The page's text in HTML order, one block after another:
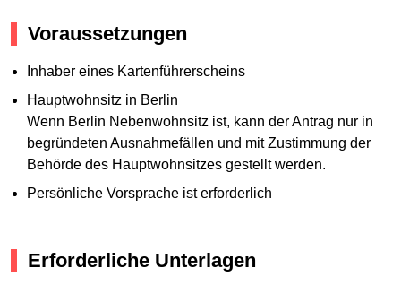
Voraussetzungen
Inhaber eines Kartenführerscheins
Hauptwohnsitz in Berlin
Wenn Berlin Nebenwohnsitz ist, kann der Antrag nur in
begründeten Ausnahmefällen und mit Zustimmung der
Behörde des Hauptwohnsitzes gestellt werden.
Persönliche Vorsprache ist erforderlich
Erforderliche Unterlagen